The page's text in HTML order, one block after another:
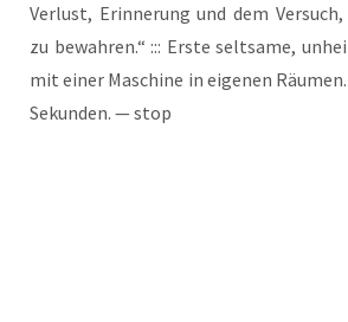
Ver­lust, Erin­ne­rung und dem
zu bewah­ren.“ ::: Ers­te selt­sa­me,
mit einer Maschi­ne in eige­nen
Sekun­den. — stop